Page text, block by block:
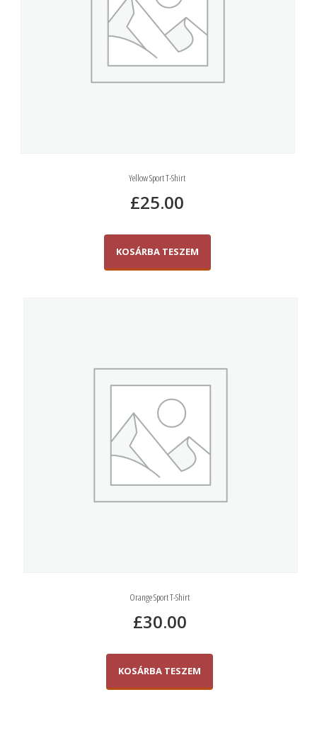
Yellow Sport T-Shirt
£25.00
KOSÁRBA TESZEM
Orange Sport T-Shirt
£30.00
KOSÁRBA TESZEM